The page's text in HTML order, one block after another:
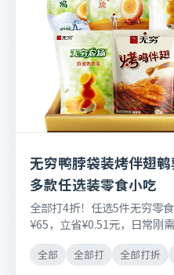
无穷鸭脖袋装烤伴翅
多款任选装零食小吃
全部打4折！任选5件无穷零
¥65，立省¥0.51元，日常刚
全部 全部打 全部打折